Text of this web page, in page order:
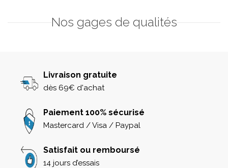
Nos gages de qualités
Livraison gratuite
dès 69€ d'achat
Paiement 100% sécurisé
Mastercard / Visa / Paypal
Satisfait ou remboursé
14 jours d’essais